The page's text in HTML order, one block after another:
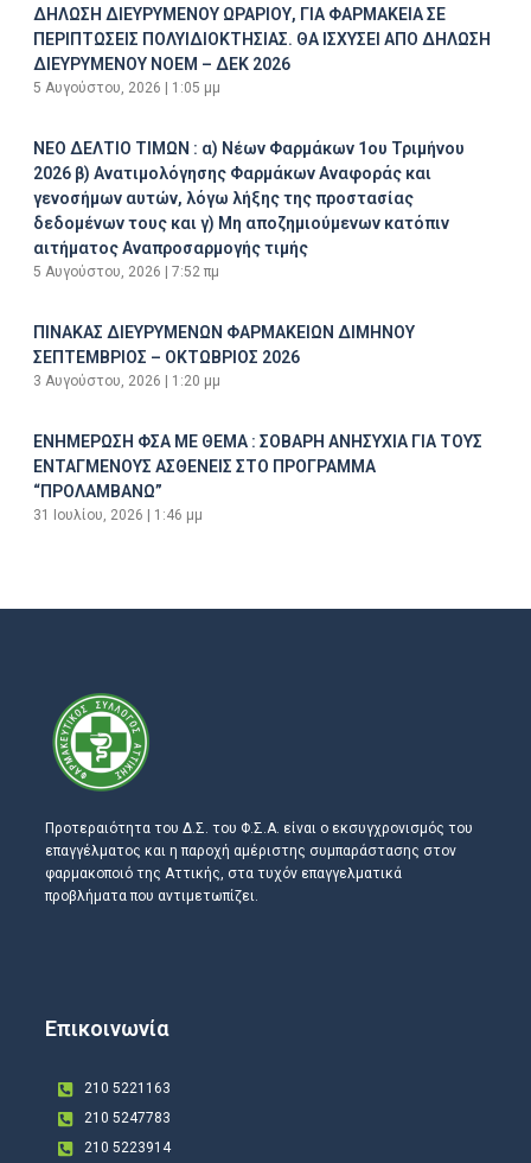
ΔΗΛΩΣΗ ΔΙΕΥΡΥΜΕΝΟΥ ΩΡΑΡΙΟΥ, ΓΙΑ ΦΑΡΜΑΚΕΙΑ ΣΕ
ΠΕΡΙΠΤΩΣΕΙΣ ΠΟΛΥΙΔΙΟΚΤΗΣΙΑΣ. ΘΑ ΙΣΧΥΣΕΙ ΑΠΟ ΔΗΛΩΣΗ
ΔΙΕΥΡΥΜΕΝΟΥ ΝΟΕΜ – ΔΕΚ 2026
5 Αυγούστου, 2026 1:05 μμ
ΝΕΟ ΔΕΛΤΙΟ ΤΙΜΩΝ : α) Νέων Φαρμάκων 1ου Τριμήνου
2026 β) Ανατιμολόγησης Φαρμάκων Αναφοράς και
γενοσήμων αυτών, λόγω λήξης της προστασίας
δεδομένων τους και γ) Μη αποζημιούμενων κατόπιν
αιτήματος Αναπροσαρμογής τιμής
5 Αυγούστου, 2026 7:52 πμ
ΠΙΝΑΚΑΣ ΔΙΕΥΡΥΜΕΝΩΝ ΦΑΡΜΑΚΕΙΩΝ ΔΙΜΗΝΟΥ
ΣΕΠΤΕΜΒΡΙΟΣ – ΟΚΤΩΒΡΙΟΣ 2026
3 Αυγούστου, 2026 1:20 μμ
ΕΝΗΜΕΡΩΣΗ ΦΣΑ ΜΕ ΘΕΜΑ : ΣΟΒΑΡΗ ΑΝΗΣΥΧΙΑ ΓΙΑ ΤΟΥΣ
ΕΝΤΑΓΜΕΝΟΥΣ ΑΣΘΕΝΕΙΣ ΣΤΟ ΠΡΟΓΡΑΜΜΑ
“ΠΡΟΛΑΜΒΑΝΩ”
31 Ιουλίου, 2026 1:46 μμ
Προτεραιότητα του Δ.Σ. του Φ.Σ.Α. είναι ο εκσυγχρονισμός του
επαγγέλματος και η παροχή αμέριστης συμπαράστασης στον
φαρμακοποιό της Αττικής, στα τυχόν επαγγελματικά
προβλήματα που αντιμετωπίζει.
Επικοινωνία
210 5221163
210 5247783
210 5223914